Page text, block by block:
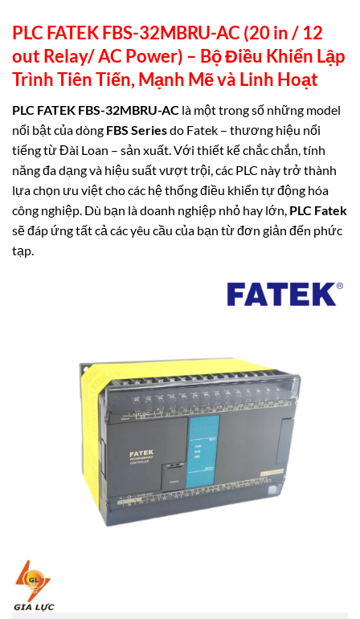
PLC FATEK FBS-32MBRU-AC (20 in / 12
out Relay/ AC Power) – Bộ Điều Khiển Lập
Trình Tiên Tiến, Mạnh Mẽ và Linh Hoạt
PLC FATEK FBS-32MBRU-AC là một trong số những model
nổi bật của dòng FBS Seriesdo Fatek – thương hiệu nổi
tiếng từ Đài Loan – sản xuất. Với thiết kế chắc chắn, tính
năng đa dạng và hiệu suất vượt trội, các PLC này trở thành
lựa chọn ưu việt cho các hệ thống điều khiển tự động hóa
công nghiệp. Dù bạn là doanh nghiệp nhỏ hay lớn, PLC Fatek
sẽ đáp ứng tất cả các yêu cầu của bạn từ đơn giản đến phức
tạp.